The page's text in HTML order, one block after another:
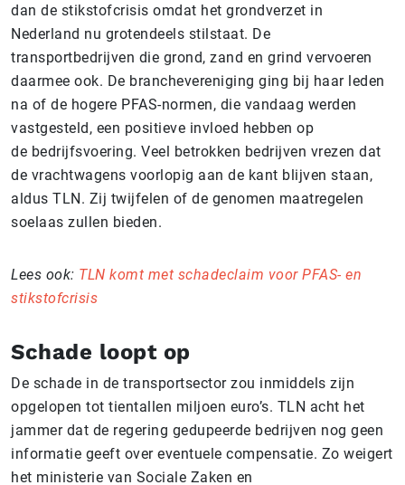
dan de stikstofcrisis omdat het grondverzet in
Nederland nu grotendeels stilstaat. De
transportbedrijven die grond, zand en grind vervoeren
daarmee ook. De branchevereniging ging bij haar leden
na of de hogere PFAS-normen, die vandaag werden
vastgesteld, een positieve invloed hebben op
de bedrijfsvoering. Veel betrokken bedrijven vrezen dat
de vrachtwagens voorlopig aan de kant blijven staan,
aldus TLN. Zij twijfelen of de genomen maatregelen
soelaas zullen bieden.
Lees ook: TLN komt met schadeclaim voor PFAS- en
stikstofcrisis
Schade loopt op
De schade in de transportsector zou inmiddels zijn
opgelopen tot tientallen miljoen euro’s. TLN acht het
jammer dat de regering gedupeerde bedrijven nog geen
informatie geeft over eventuele compensatie. Zo weigert
het ministerie van Sociale Zaken en